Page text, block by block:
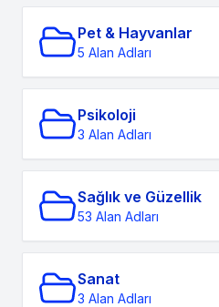
Pet & Hayvanlar
5 Alan Adları
Psikoloji
3 Alan Adları
Sağlık ve Güzellik
53 Alan Adları
Sanat
3 Alan Adları